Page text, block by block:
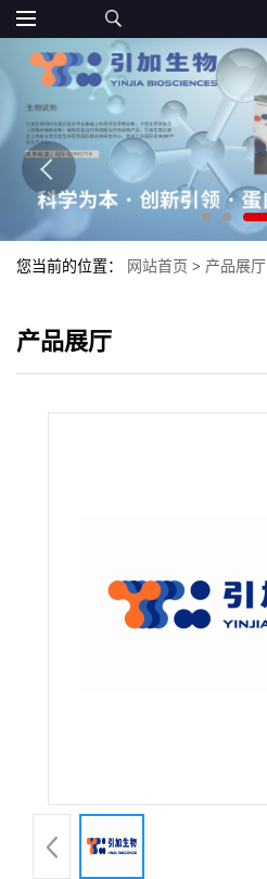
您当前的位置： 网站首页 > 产品展厅
产品展厅